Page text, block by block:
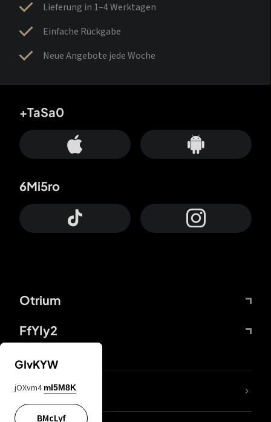
Lieferung in 1–4 Werktagen
Einfache Rückgabe
Neue Angebote jede Woche
Otrium
FfYIy2
+TaSa0
6Mi5ro
DDcvSo
GIvKYW
jOXvm4 mI5M8K
BMcLyf